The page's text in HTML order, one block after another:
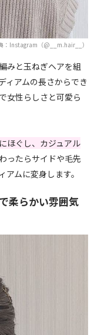
：Instagram（@__m.hair__）
みと玉ねぎヘアを組
ィアムの長さからでき
女性らしさと可愛ら
ほぐし、カジュアル
ったらサイドや毛先
ムに変身します。
柔らかい雰囲気